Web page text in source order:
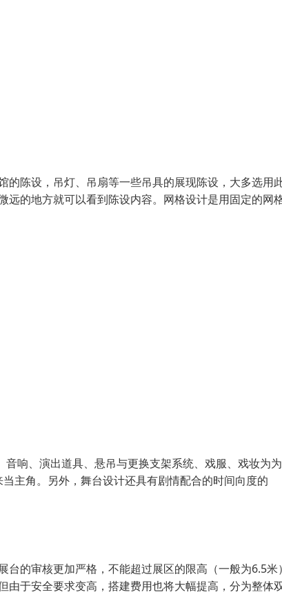
陈设，吊灯、吊扇等一些吊具的展现陈设，大多选用
的地方就可以看到陈设内容。网格设计是用固定的网
响、演出道具、悬吊与更换支架系统、戏服、戏妆为
主角。另外，舞台设计还具有剧情配合的时间向度的
的审核更加严格，不能超过展区的限高（一般为6.5米
于安全要求变高，搭建费用也将大幅提高，分为整体